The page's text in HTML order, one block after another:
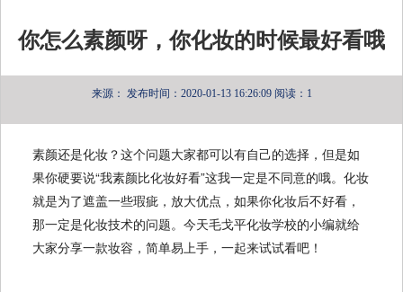
你怎么素颜呀，你化妆的时候最好看哦
来源： 发布时间：2020-01-13 16:26:09 阅读：1
素颜还是化妆？这个问题大家都可以有自己的选择，但是如
果你硬要说“我素颜比化妆好看”这我一定是不同意的哦。化妆
就是为了遮盖一些瑕疵，放大优点，如果你化妆后不好看，
那一定是化妆技术的问题。今天毛戈平化妆学校的小编就给
大家分享一款妆容，简单易上手，一起来试试看吧！